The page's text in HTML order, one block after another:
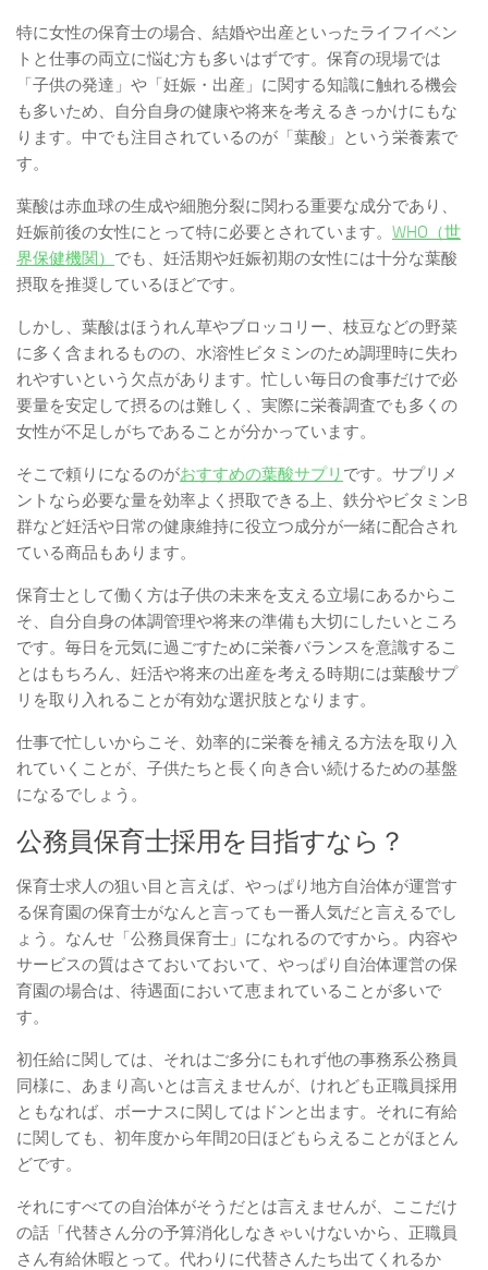
特に女性の保育士の場合、結婚や出産といったライフイベン
トと仕事の両立に悩む方も多いはずです。保育の現場では
「子供の発達」や「妊娠・出産」に関する知識に触れる機会
も多いため、自分自身の健康や将来を考えるきっかけにもな
ります。中でも注目されているのが「葉酸」という栄養素で
す。
葉酸は赤血球の生成や細胞分裂に関わる重要な成分であり、
妊娠前後の女性にとって特に必要とされています。 WHO（世
界保健機関） でも、妊活期や妊娠初期の女性には十分な葉酸
摂取を推奨しているほどです。
しかし、葉酸はほうれん草やブロッコリー、枝豆などの野菜
に多く含まれるものの、水溶性ビタミンのため調理時に失わ
れやすいという欠点があります。忙しい毎日の食事だけで必
要量を安定して摂るのは難しく、実際に栄養調査でも多くの
女性が不足しがちであることが分かっています。
そこで頼りになるのがおすすめの葉酸サプリ です。サプリメ
ントなら必要な量を効率よく摂取できる上、鉄分やビタミンB
群など妊活や日常の健康維持に役立つ成分が一緒に配合され
ている商品もあります。
保育士として働く方は子供の未来を支える立場にあるからこ
そ、自分自身の体調管理や将来の準備も大切にしたいところ
です。毎日を元気に過ごすために栄養バランスを意識するこ
とはもちろん、妊活や将来の出産を考える時期には葉酸サプ
リを取り入れることが有効な選択肢となります。
仕事で忙しいからこそ、効率的に栄養を補える方法を取り入
れていくことが、子供たちと長く向き合い続けるための基盤
になるでしょう。
公務員保育士採用を目指すなら？
保育士求人の狙い目と言えば、やっぱり地方自治体が運営す
る保育園の保育士がなんと言っても一番人気だと言えるでし
ょう。なんせ「公務員保育士」になれるのですから。内容や
サービスの質はさておいておいて、やっぱり自治体運営の保
育園の場合は、待遇面において恵まれていることが多いで
す。
初任給に関しては、それはご多分にもれず他の事務系公務員
同様に、あまり高いとは言えませんが、けれども正職員採用
ともなれば、ボーナスに関してはドンと出ます。それに有給
に関しても、初年度から年間20日ほどもらえることがほとん
どです。
それにすべての自治体がそうだとは言えませんが、ここだけ
の話「代替さん分の予算消化しなきゃいけないから、正職員
さん有給休暇とって。代わりに代替さんたち出てくれるか